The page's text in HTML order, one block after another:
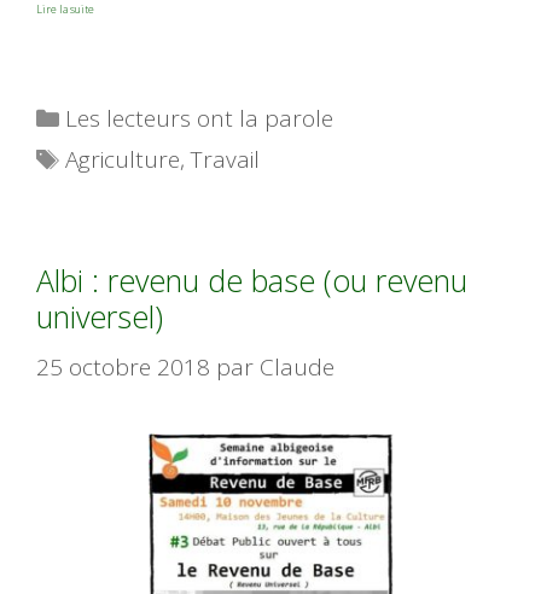
Lire la suite
Catégories
Les lecteurs ont la parole
Étiquettes
Agriculture,Travail
Albi : revenu de base (ou revenu
universel)
25 octobre 2018 par Claude